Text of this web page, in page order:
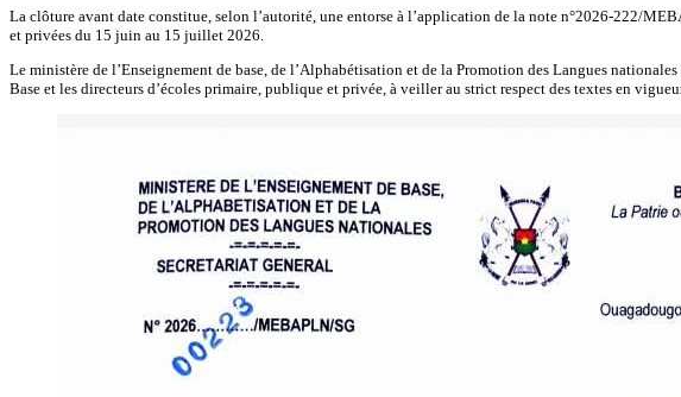
La clôture avant date constitue, selon l’autorité, une entorse à l’application de la note n°2026-222/
et privées du 15 juin au 15 juillet 2026.
Le ministère de l’Enseignement de base, de l’Alphabétisation et de la Promotion des Langues
Base et les directeurs d’écoles primaire, publique et privée, à veiller au strict respect des textes en